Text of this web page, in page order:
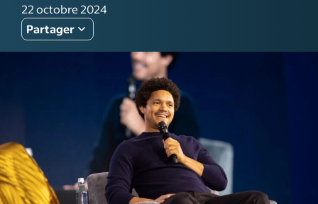
22 octobre 2024
Partager